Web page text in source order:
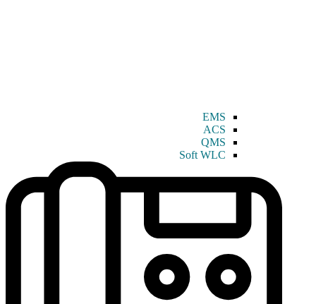
EMS
ACS
QMS
Soft WLC